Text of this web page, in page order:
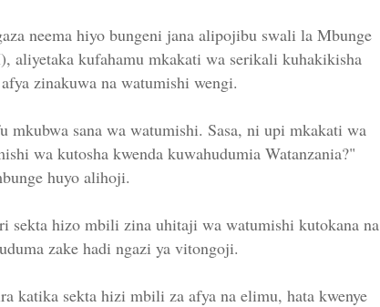
neema hiyo bungeni jana alipojibu swali la Mbunge
aliyetaka kufahamu mkakati wa serikali kuhakikisha
zinakuwa na watumishi wengi.
mkubwa sana wa watumishi. Sasa, ni upi mkakati wa
wa kutosha kwenda kuwahudumia Watanzania?"
huyo alihoji.
hizo mbili zina uhitaji wa watumishi kutokana na
zake hadi ngazi ya vitongoji.
katika sekta hizi mbili za afya na elimu, hata kwenye